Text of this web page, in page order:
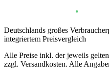
Deutschlands großes
integriertem Preisvergleich
Alle Preise inkl. der jeweils
zzgl. Versandkosten. Alle